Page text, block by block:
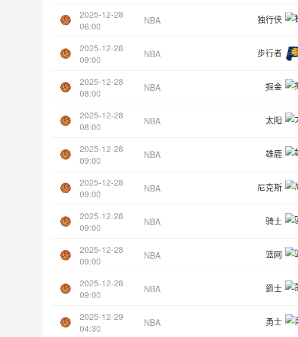
2025-12-28
06:00
NBA 独行侠
2025-12-28
09:00
NBA 步行者
2025-12-28
08:00
NBA 掘金
2025-12-28
08:00
NBA 太阳
2025-12-28
09:00
NBA 雄鹿
2025-12-28
09:00
NBA 尼克斯
2025-12-28
09:00
NBA 骑士
2025-12-28
09:00
NBA 篮网
2025-12-28
09:00
NBA 爵士
2025-12-29
04:30
NBA 勇士